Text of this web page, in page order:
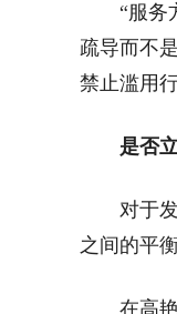
“服务
疏导而不
禁止滥用
是否
对于
之间的平
在高